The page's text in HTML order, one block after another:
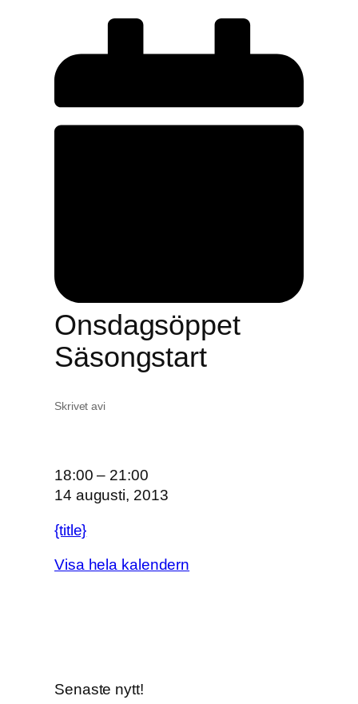
Onsdagsöppet
Säsongstart
Skrivet avi
O
n
d
g
t
18:00 – 21:00
14 augusti, 2013
{title}
Visa hela kalendern
Senaste nytt!